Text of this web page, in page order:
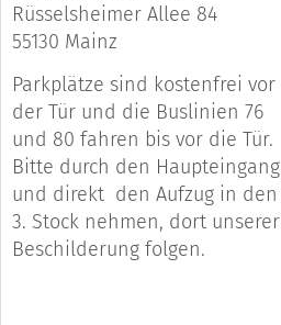
Rüsselsheimer Allee 84
55130 Mainz
Parkplätze sind kostenfrei vor
der Tür und die Buslinien 76
und 80 fahren bis vor die Tür.
Bitte durch den Haupteingang
und direkt den Aufzug in den
3. Stock nehmen, dort unserer
Beschilderung folgen.